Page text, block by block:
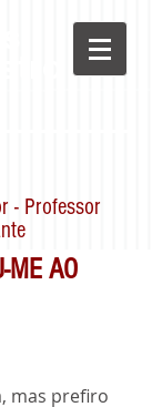
- Professor
ME AO
mas prefiro